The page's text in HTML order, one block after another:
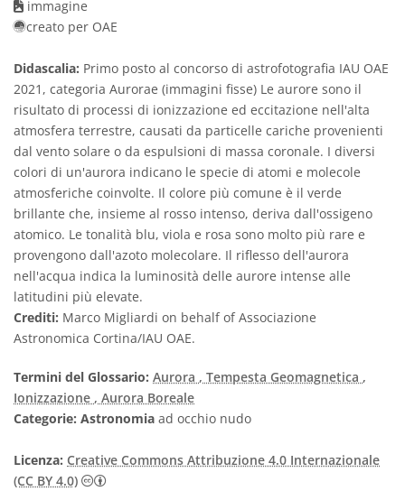
immagine
creato per OAE
Didascalia: Primo posto al concorso di astrofotografia IAU OAE
2021, categoria Aurorae (immagini fisse) Le aurore sono il
risultato di processi di ionizzazione ed eccitazione nell'alta
atmosfera terrestre, causati da particelle cariche provenienti
dal vento solare o da espulsioni di massa coronale. I diversi
colori di un'aurora indicano le specie di atomi e molecole
atmosferiche coinvolte. Il colore più comune è il verde
brillante che, insieme al rosso intenso, deriva dall'ossigeno
atomico. Le tonalità blu, viola e rosa sono molto più rare e
provengono dall'azoto molecolare. Il riflesso dell'aurora
nell'acqua indica la luminosità delle aurore intense alle
latitudini più elevate.
Crediti: Marco Migliardi on behalf of Associazione
Astronomica Cortina/IAU OAE.
Termini del Glossario: Aurora , Tempesta Geomagnetica ,
Ionizzazione , Aurora Boreale
Categorie: Astronomia ad occhio nudo
Licenza: Creative Commons Attribuzione 4.0 Internazionale
(CC BY 4.0)
Creative Commons Attribuzione 4.0